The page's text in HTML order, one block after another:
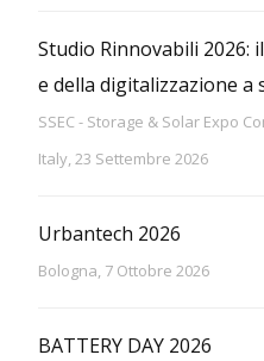
Studio Rinnovabili 2026:
e della digitalizzazione a
SSEC - Storage & Solar Expo
Italy, 23 Settembre 2026
Urbantech 2026
Bologna, 7 Ottobre 2026
BATTERY DAY 2026